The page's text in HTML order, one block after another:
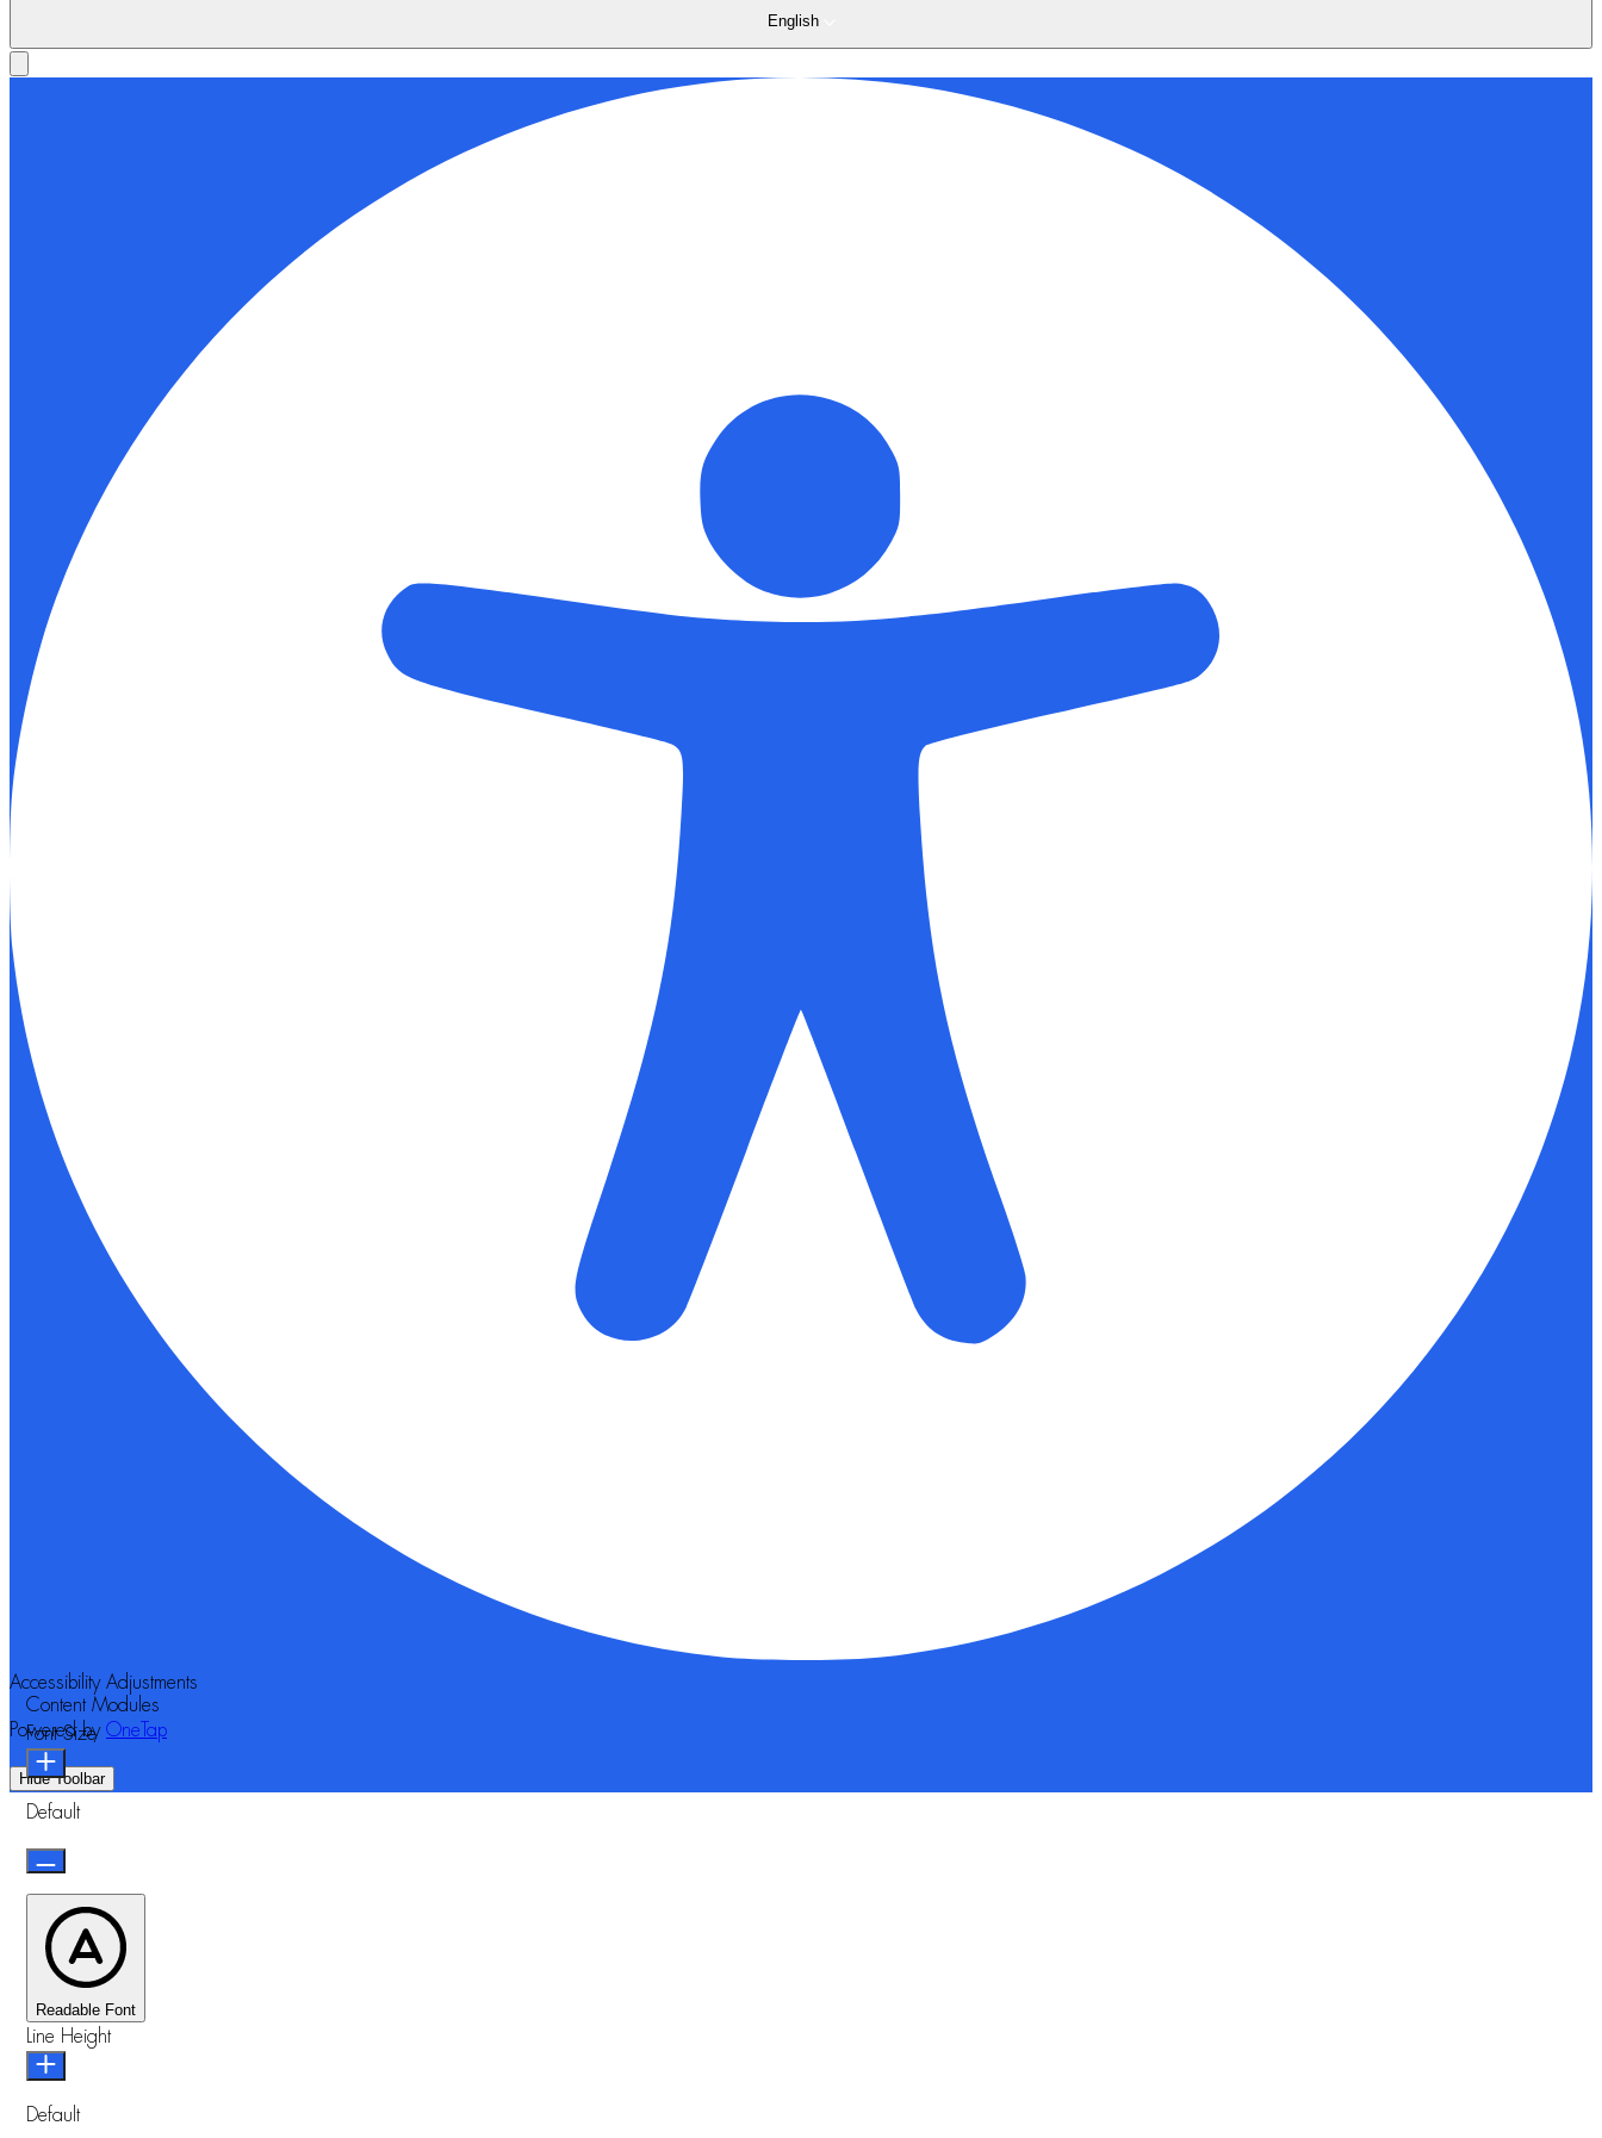
English
Accessibility Adjustments
Powered by OneTap
Hide Toolbar
Content Modules
Font Size
Default
Readable Font
Line Height
Default